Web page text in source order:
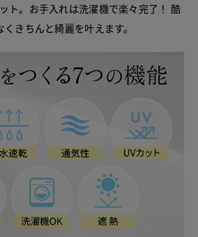
ト。お手入れは洗濯機で楽々完了！ 酷
きちんと綺麗を叶えます。